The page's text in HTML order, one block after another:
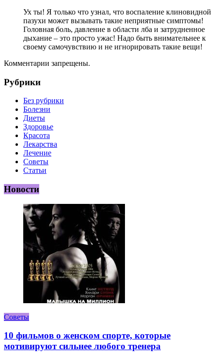
Ух ты! Я только что узнал, что воспаление клиновидной
пазухи может вызывать такие неприятные симптомы!
Головная боль, давление в области лба и затрудненное
дыхание – это просто ужас! Надо быть внимательнее к
своему самочувствию и не игнорировать такие вещи!
Комментарии запрещены.
Рубрики
Без рубрики
Болезни
Диеты
Здоровье
Красота
Лекарства
Лечение
Советы
Статьи
Новости
Советы
10 фильмов о женском спорте, которые
мотивируют сильнее любого тренера